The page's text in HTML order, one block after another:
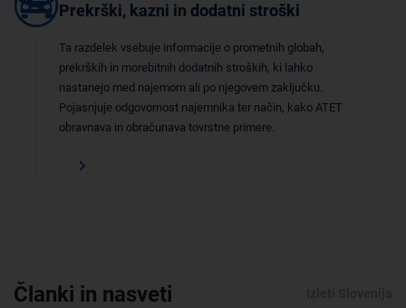
Prekrški, kazni in dodatni stroški
Ta razdelek vsebuje informacije o prometnih globah,
prekrških in morebitnih dodatnih stroških, ki lahko
nastanejo med najemom ali po njegovem zaključku.
Pojasnjuje odgovornost najemnika ter način, kako ATET
obravnava in obračunava tovrstne primere.
Članki in nasveti